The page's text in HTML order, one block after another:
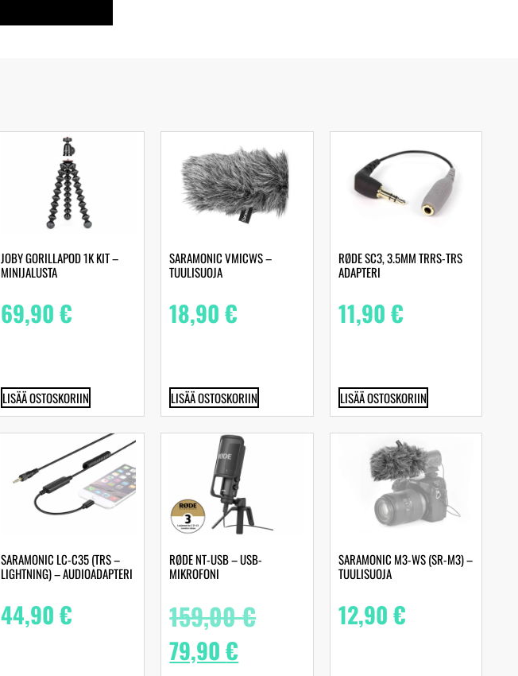
JOBY GORILLAPOD 1K KIT –
MINIJALUSTA
69,90€
LISÄÄ OSTOSKORIIN
SARAMONIC VMICWS –
TUULISUOJA
18,90€
LISÄÄ OSTOSKORIIN
RØDE SC3, 3.5MM TRRS-TRS
ADAPTERI
11,90€
LISÄÄ OSTOSKORIIN
SARAMONIC LC-C35 (TRS –
LIGHTNING) – AUDIOADAPTERI
44,90€
RØDE NT-USB – USB-
MIKROFONI
159,00€
79,90€
SARAMONIC M3-WS (SR-M3) –
TUULISUOJA
12,90€